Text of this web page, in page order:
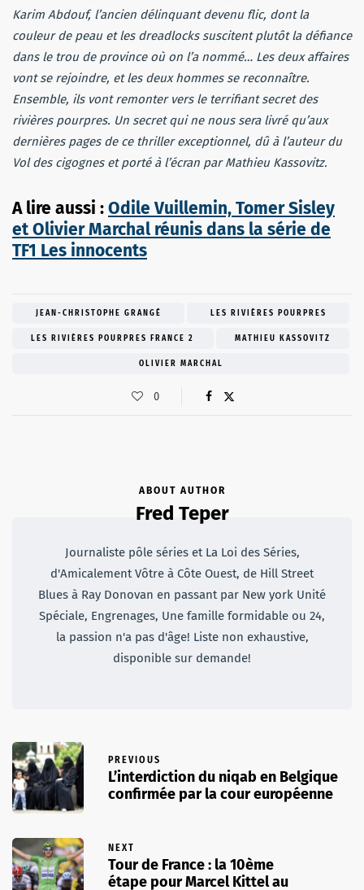
Karim Abdouf, l’ancien délinquant devenu flic, dont la
couleur de peau et les dreadlocks suscitent plutôt la défiance
dans le trou de province où on l’a nommé… Les deux affaires
vont se rejoindre, et les deux hommes se reconnaître.
Ensemble, ils vont remonter vers le terrifiant secret des
rivières pourpres. Un secret qui ne nous sera livré qu’aux
dernières pages de ce thriller exceptionnel, dû à l’auteur du
Vol des cigognes et porté à l’écran par Mathieu Kassovitz.
A lire aussi :Odile Vuillemin, Tomer Sisley
et Olivier Marchal réunis dans la série de
TF1 Les innocents
JEAN-CHRISTOPHE GRANGÉ LES RIVIÈRES POURPRES
LES RIVIÈRES POURPRES FRANCE 2 MATHIEU KASSOVITZ
OLIVIER MARCHAL
0
ABOUT AUTHOR
Fred Teper
Journaliste pôle séries et La Loi des Séries,
d'Amicalement Vôtre à Côte Ouest, de Hill Street
Blues à Ray Donovan en passant par New york Unité
Spéciale, Engrenages, Une famille formidable ou 24,
la passion n'a pas d'âge! Liste non exhaustive,
disponible sur demande!
PREVIOUS
L’interdiction du niqab en Belgique
confirmée par la cour européenne
NEXT
Tour de France : la 10ème
étape pour Marcel Kittel au